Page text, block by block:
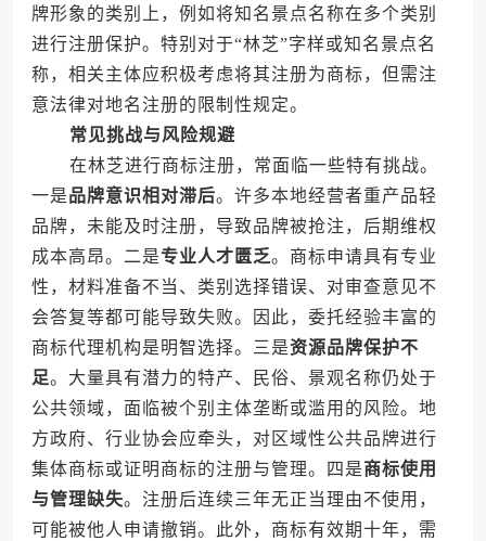
牌形象的类别上，例如将知名景点名称在多个类别
进行注册保护。特别对于“林芝”字样或知名景点名
称，相关主体应积极考虑将其注册为商标，但需注
意法律对地名注册的限制性规定。
常见挑战与风险规避
在林芝进行商标注册，常面临一些特有挑战。
一是品牌意识相对滞后。许多本地经营者重产品轻
品牌，未能及时注册，导致品牌被抢注，后期维权
成本高昂。二是专业人才匮乏。商标申请具有专业
性，材料准备不当、类别选择错误、对审查意见不
会答复等都可能导致失败。因此，委托经验丰富的
商标代理机构是明智选择。三是资源品牌保护不
足。大量具有潜力的特产、民俗、景观名称仍处于
公共领域，面临被个别主体垄断或滥用的风险。地
方政府、行业协会应牵头，对区域性公共品牌进行
集体商标或证明商标的注册与管理。四是商标使用
与管理缺失。注册后连续三年无正当理由不使用，
可能被他人申请撤销。此外，商标有效期十年，需